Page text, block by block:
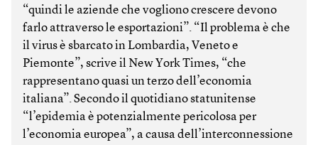
“quindi le aziende che vogliono crescere devono
farlo attraverso le esportazioni”. “Il problema è che
il virus è sbarcato in Lombardia, Veneto e
Piemonte”, scrive il New York Times, “che
rappresentano quasi un terzo dell’economia
italiana”. Secondo il quotidiano statunitense
“l’epidemia è potenzialmente pericolosa per
l’economia europea”, a causa dell’interconnessione